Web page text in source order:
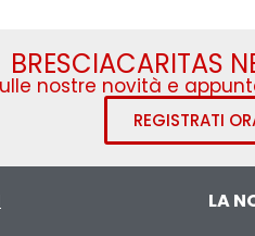
BRESCIACARITAS
nostre novità e
REGISTRATI
LA